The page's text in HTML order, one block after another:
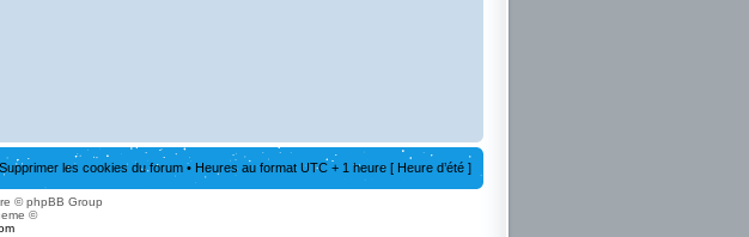
Supprimer les cookies du forum • Heures au format UTC + 1 heure [ Heure d’été ]
© phpBB Group
©